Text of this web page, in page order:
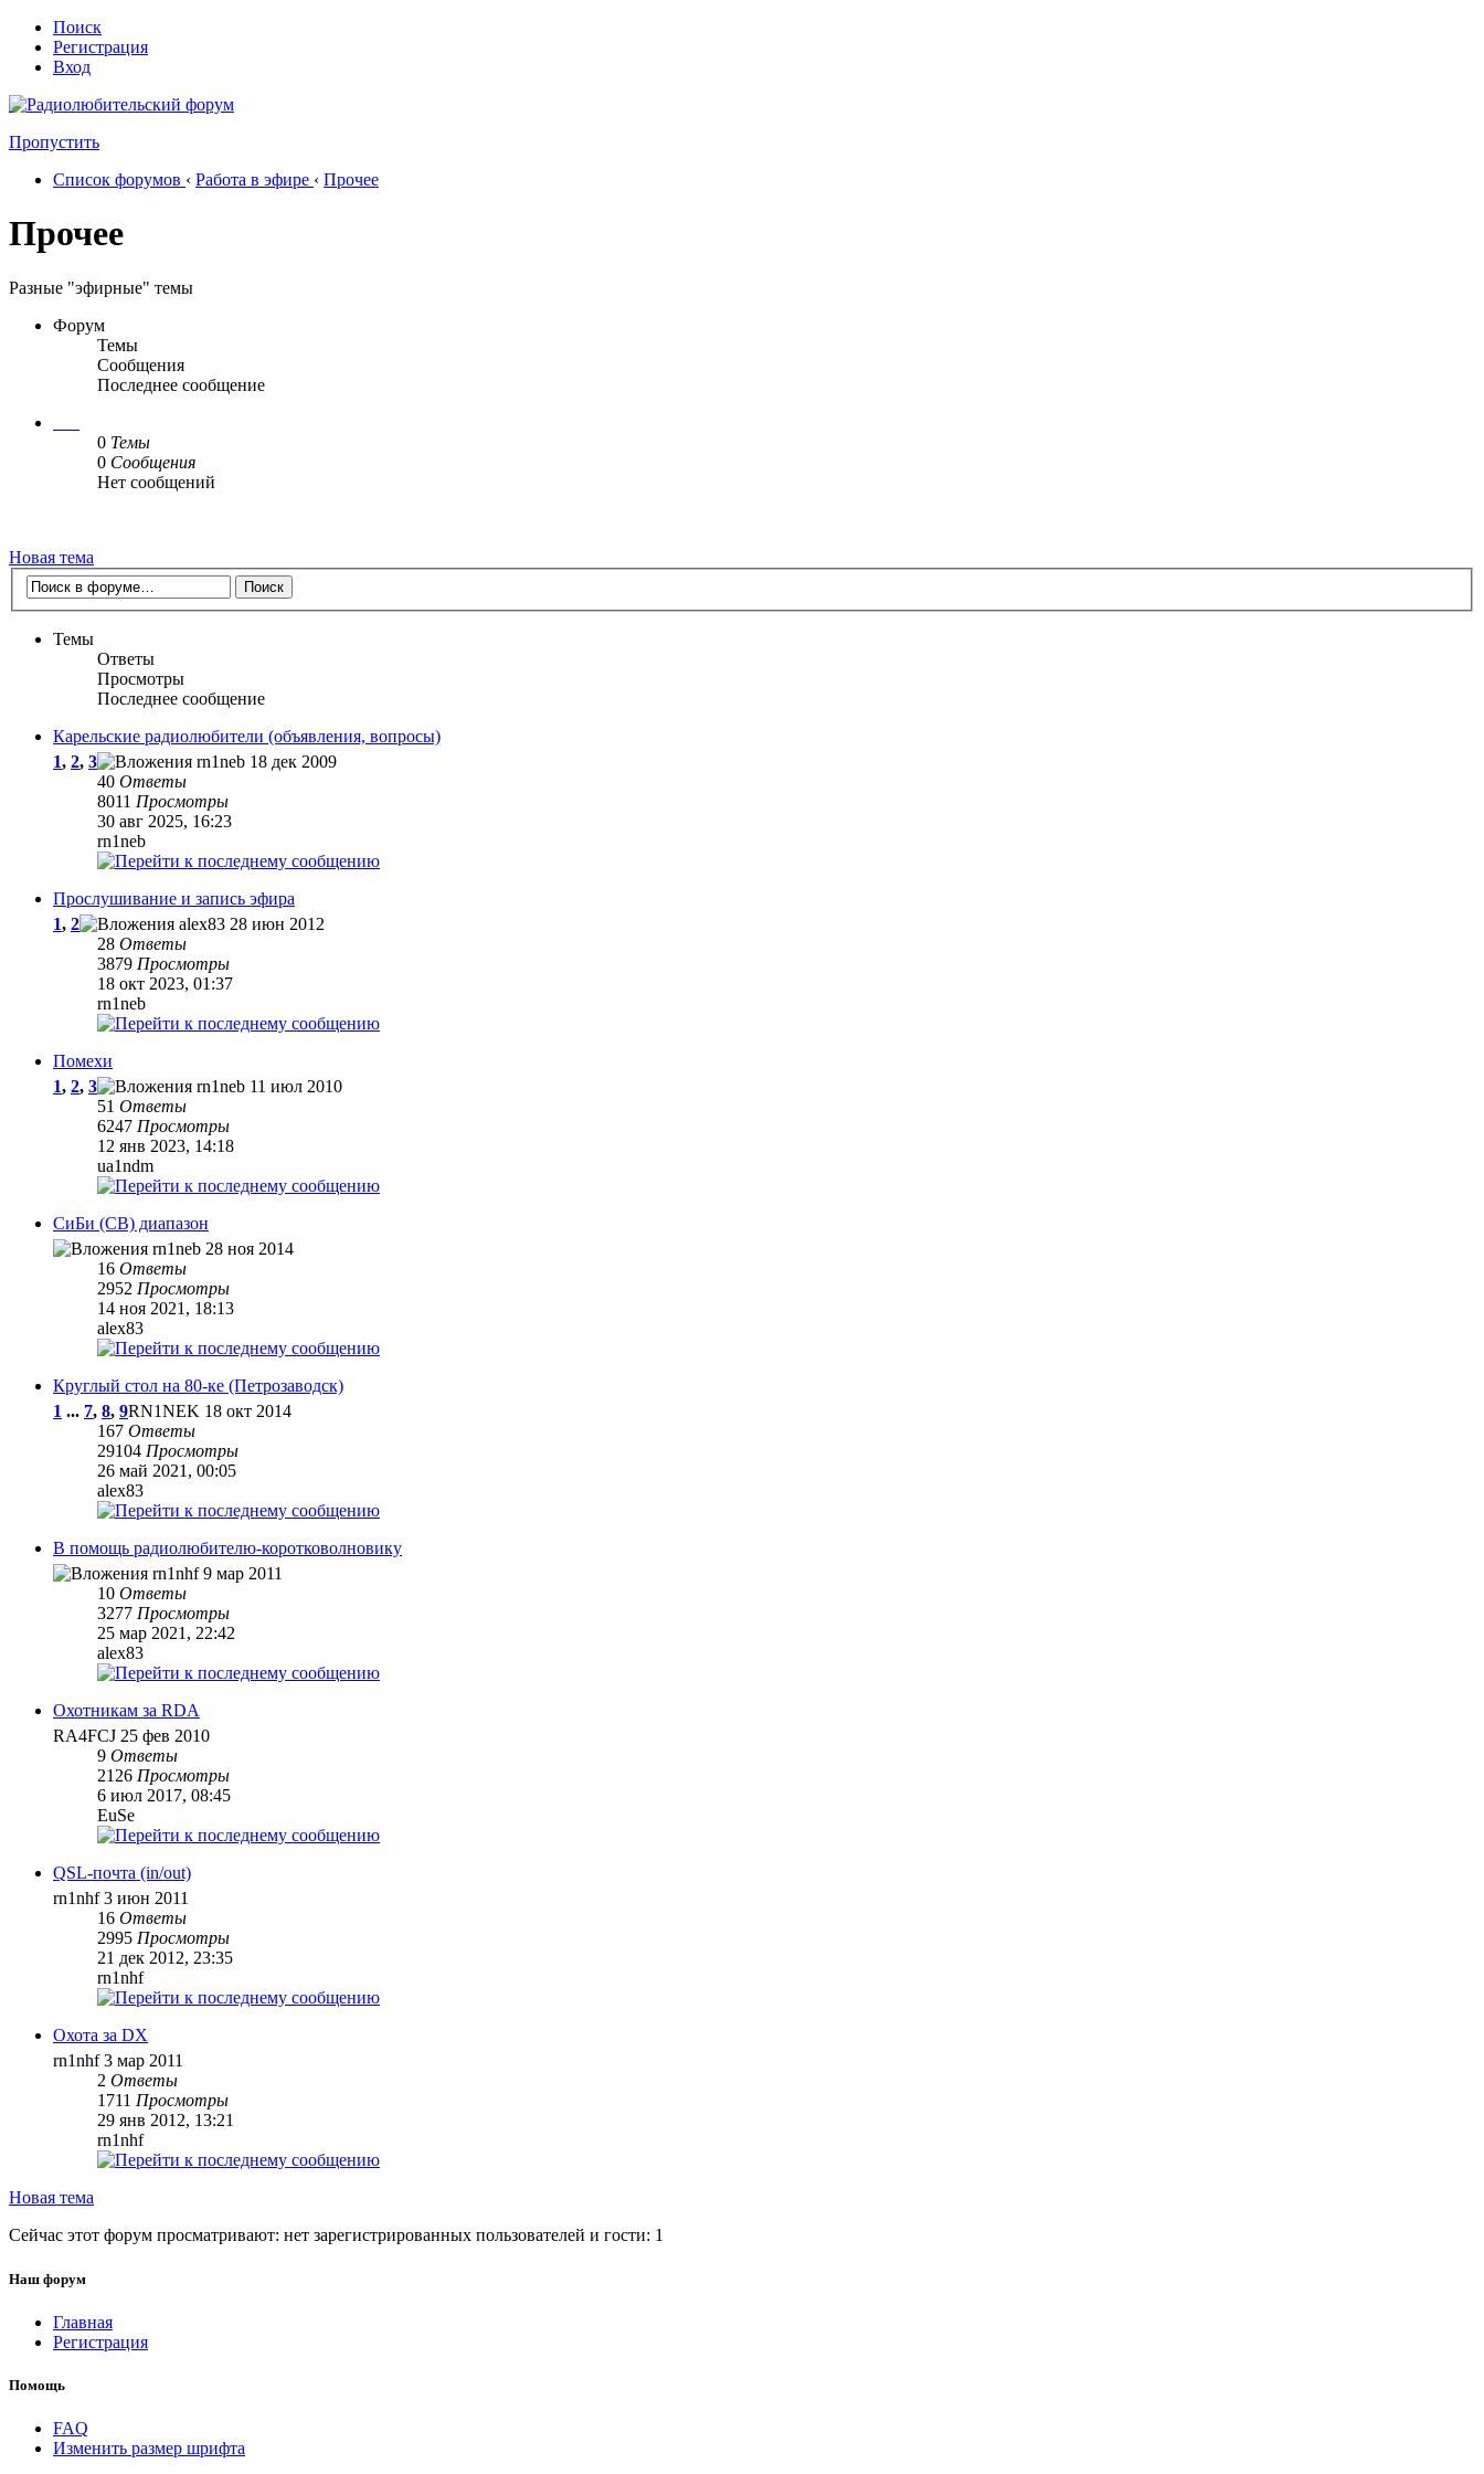
Поиск
Регистрация
Вход
Пропустить
Список форумов ‹ Работа в эфире ‹ Прочее
Прочее
Разные "эфирные" темы
Форум
Темы
Сообщения
Последнее сообщение
0 Темы
0 Сообщения
Нет сообщений
Новая тема
Темы
Ответы
Просмотры
Последнее сообщение
Карельские радиолюбители (объявления, вопросы)
1, 2, 3 rn1neb 18 дек 2009
40 Ответы
8011 Просмотры
30 авг 2025, 16:23
rn1neb
Прослушивание и запись эфира
1, 2 alex83 28 июн 2012
28 Ответы
3879 Просмотры
18 окт 2023, 01:37
rn1neb
Помехи
1, 2, 3 rn1neb 11 июл 2010
51 Ответы
6247 Просмотры
12 янв 2023, 14:18
ua1ndm
СиБи (CB) диапазон
rn1neb 28 ноя 2014
16 Ответы
2952 Просмотры
14 ноя 2021, 18:13
alex83
Круглый стол на 80-ке (Петрозаводск)
1 ... 7, 8, 9RN1NEK 18 окт 2014
167 Ответы
29104 Просмотры
26 май 2021, 00:05
alex83
В помощь радиолюбителю-коротковолновику
rn1nhf9 мар 2011
10 Ответы
3277 Просмотры
25 мар 2021, 22:42
alex83
Охотникам за RDA
RA4FCJ 25 фев 2010
9 Ответы
2126 Просмотры
6 июл 2017, 08:45
EuSe
QSL-почта (in/out)
rn1nhf3 июн 2011
16 Ответы
2995 Просмотры
21 дек 2012, 23:35
rn1nhf
Охота за DX
rn1nhf3 мар 2011
2 Ответы
1711 Просмотры
29 янв 2012, 13:21
rn1nhf
Новая тема
Сейчас этот форум просматривают: нет зарегистрированных пользователей и гости: 1
Наш форум
Главная
Регистрация
Помощь
FAQ
Изменить размер шрифта